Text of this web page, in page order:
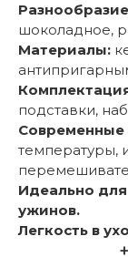
шоколадное,
Материалы:
подставки,
температуры,
Идеально
ужинов.
Легкость в